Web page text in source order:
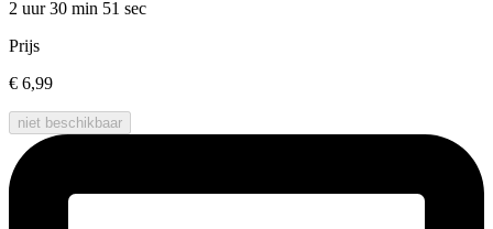
2 uur 30 min 51 sec
Prijs
€ 6,99
niet beschikbaar